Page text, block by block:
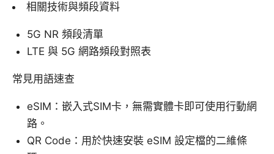
相關技術與頻段資料
5G NR 頻段清單
LTE 與 5G 網路頻段對照表
常見用語速查
eSIM：嵌入式SIM卡，無需實體卡即可使用行動網
路。
QR Code：用於快速安裝 eSIM 設定檔的二維條